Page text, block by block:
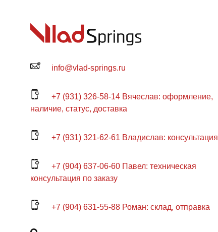
info@vlad-springs.ru
+7 (931) 326-58-14 Вячеслав: оформление,
наличие, статус, доставка
+7 (931) 321-62-61 Владислав: консультация
+7 (904) 637-06-60 Павел: техническая
консультация по заказу
+7 (904) 631-55-88 Роман: склад, отправка